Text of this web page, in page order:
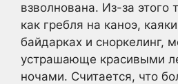
взволнована. Из-за этого
как гребля на каноэ,
байдарках и сноркелинг,
устрашающе красивыми
ночами. Считается, что